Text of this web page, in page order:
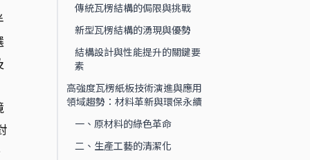
傳統瓦楞結構的侷限與挑戰
新型瓦楞結構的湧現與優勢
結構設計與性能提升的關鍵要
素
高強度瓦楞紙板技術演進與應用
領域趨勢：材料革新與環保永續
一、原材料的綠色革命
二、生產工藝的清潔化